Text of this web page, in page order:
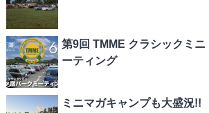
第9回 TMME クラシックミニ
ーティング
ミニマガキャンプも大盛況!!